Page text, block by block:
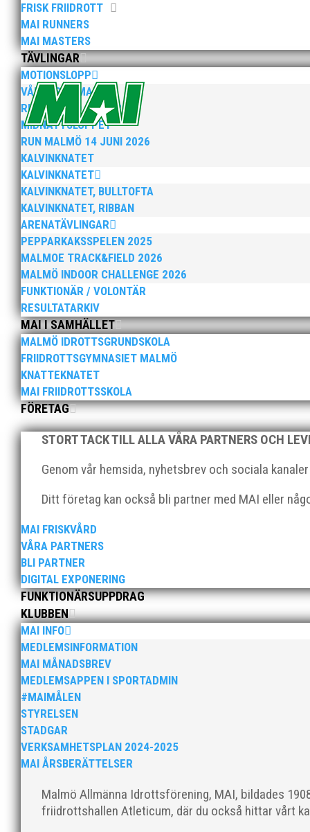
FRISK FRIIDROTT
MAI RUNNERS
MAI MASTERS
TÄVLINGAR
MOTIONSLOPP
VÅRRUSET MALMÖ
RUN MALMÖ 10K & 21K
MIDNATTSLOPPET
RUN MALMÖ 14 JUNI 2026
KALVINKNATET
KALVINKNATET
KALVINKNATET, BULLTOFTA
KALVINKNATET, RIBBAN
ARENATÄVLINGAR
PEPPARKAKSSPELEN 2025
MALMOE TRACK&FIELD 2026
MALMÖ INDOOR CHALLENGE 2026
FUNKTIONÄR / VOLONTÄR
RESULTATARKIV
MAI I SAMHÄLLET
MALMÖ IDROTTSGRUNDSKOLA
FRIIDROTTSGYMNASIET MALMÖ
KNATTEKNATET
MAI FRIIDROTTSSKOLA
FÖRETAG
STORT TACK TILL ALLA VÅRA PARTNERS OCH
Genom vår hemsida, nyhetsbrev och sociala
Ditt företag kan också bli partner med MAI eller
MAI FRISKVÅRD
VÅRA PARTNERS
BLI PARTNER
DIGITAL EXPONERING
FUNKTIONÄRSUPPDRAG
KLUBBEN
MAI INFO
MEDLEMSINFORMATION
MAI MÅNADSBREV
MEDLEMSAPPEN I SPORTADMIN
#MAIMÅLEN
STYRELSEN
STADGAR
VERKSAMHETSPLAN 2024-2025
MAI ÅRSBERÄTTELSER
Malmö Allmänna Idrottsförening, MAI, bildades
friidrottshallen Atleticum, där du också hittar vårt
När Friidrottssverige samlades för fest gick en av
och bland annat fanns ordförande Fredrik Wennolf
Som traditionen bjuder så var vi ett helt gäng löpare
runt Pildammsparken (2,7 km respektive 5,4
Klubbchef – Malmö Allmänna Idrottsförening (MAI)
Allmänna Idrottsförening – MAI – söker en
För mig har Lasse betytt oerhört mycket på flera
med en mängd olika projekt. Med sin parhäst och
Nu är hösten här och för oss MAI:re betyder det
ordförande i vår anrika förening om hur jag
MAI Klubbkväll 8 okt – MAI bjöd in alla friidrottare